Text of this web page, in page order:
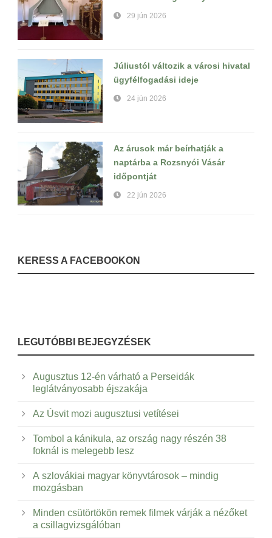
29 jún 2026
Júliustól változik a városi hivatal
ügyfélfogadási ideje
24 jún 2026
Az árusok már beírhatják a
naptárba a Rozsnyói Vásár
időpontját
22 jún 2026
KERESS A FACEBOOKON
LEGUTÓBBI BEJEGYZÉSEK
Augusztus 12-én várható a Perseidák
leglátványosabb éjszakája
Az Úsvit mozi augusztusi vetítései
Tombol a kánikula, az ország nagy részén 38
foknál is melegebb lesz
A szlovákiai magyar könyvtárosok – mindig
mozgásban
Minden csütörtökön remek filmek várják a nézőket
a csillagvizsgálóban